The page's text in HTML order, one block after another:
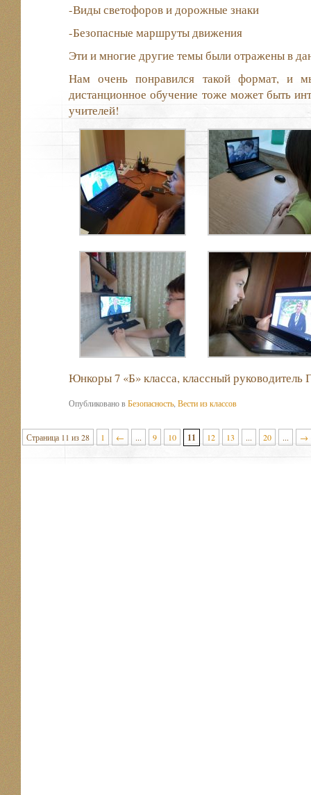
-Виды светофоров и дорожные знаки
-Безопасные маршруты движения
Эти и многие другие темы были отражены в
Нам очень понравился такой формат, и
дистанционное обучение тоже может быть
учителей!
Юнкоры 7 «Б» класса, классный руководитель
Опубликовано вБезопасность Вести из классов
Страница 11 из 28 1 ← ... 9 10 11 12 13 ... 20 ... →